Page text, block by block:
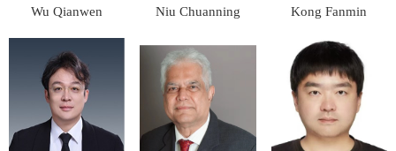
Wu Qianwen Niu Chuanning Kong Fanmin